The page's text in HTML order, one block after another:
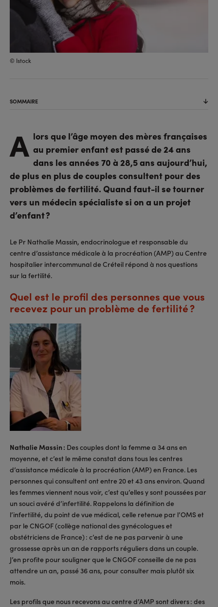
© Istock
SOMMAIRE
A lors que l’âge moyen des mères françaises
au premier enfant est passé de 24 ans
dans les années 70 à 28,5 ans aujourd’hui,
de plus en plus de couples consultent pour des
problèmes de fertilité. Quand faut-il se tourner
vers un médecin spécialiste si on a un projet
d’enfant ?
Le Pr Nathalie Massin, endocrinologue et responsable du
centre d’assistance médicale à la procréation (AMP) au Centre
hospitalier intercommunal de Créteil répond à nos questions
sur la fertilité.
Quel est le profil des personnes que vous
recevez pour un problème de fertilité ?
Nathalie Massin : Des couples dont la femme a 34 ans en
moyenne, et c’est le même constat dans tous les centres
d’assistance médicale à la procréation (AMP) en France. Les
personnes qui consultent ont entre 20 et 43 ans environ. Quand
les femmes viennent nous voir, c’est qu’elles y sont poussées par
un souci avéré d’infertilité. Rappelons la définition de
l’infertilité, du point de vue médical, celle retenue par l’OMS et
par le CNGOF (collège national des gynécologues et
obstétriciens de France) : c’est de ne pas parvenir à une
grossesse après un an de rapports réguliers dans un couple.
J’en profite pour souligner que le CNGOF conseille de ne pas
attendre un an, passé 36 ans, pour consulter mais plutôt six
mois.
Les profils que nous recevons au centre d’AMP sont divers : des